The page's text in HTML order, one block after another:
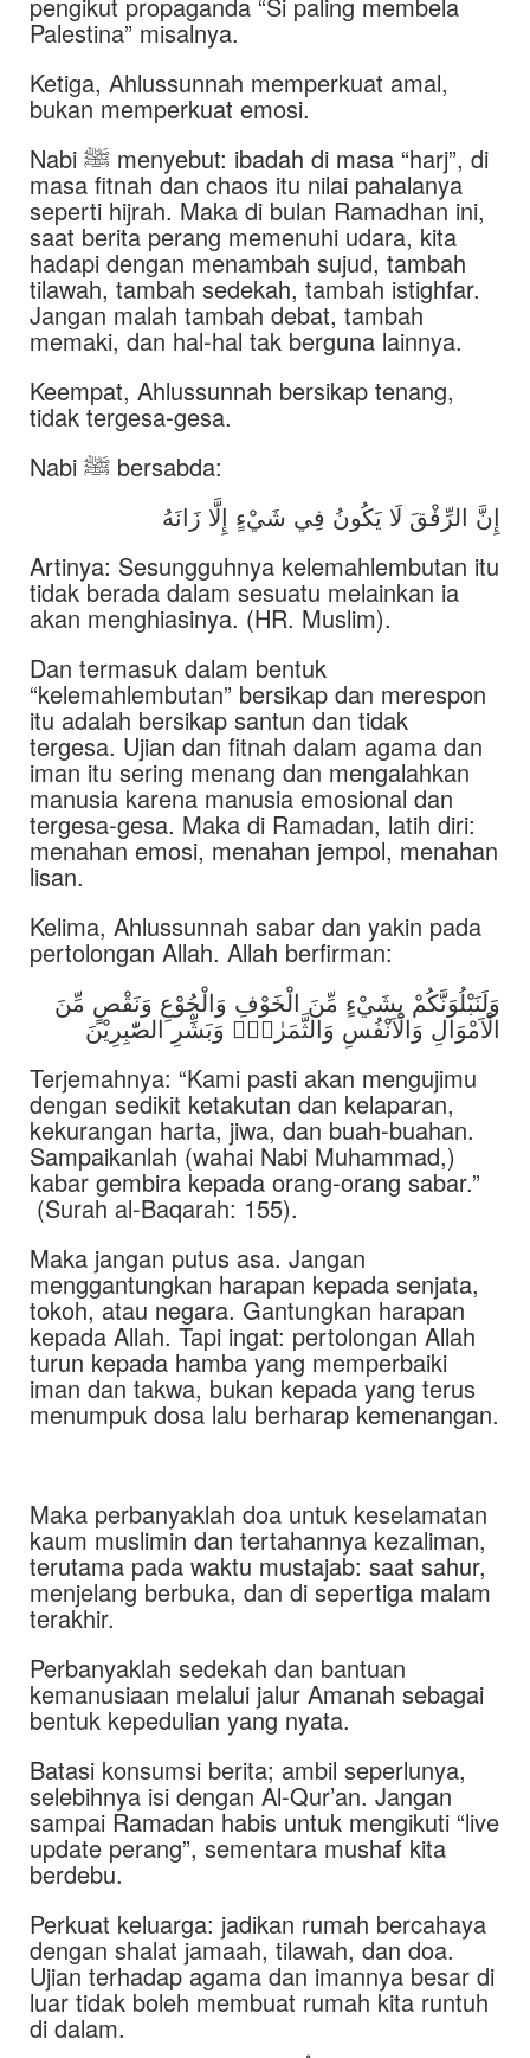
Palestina” misalnya.
Ketiga, Ahlussunnah memperkuat amal,
bukan memperkuat emosi.
Nabi ﷺ menyebut: ibadah di masa “harj”, di
masa fitnah dan chaos itu nilai pahalanya
seperti hijrah. Maka di bulan Ramadhan ini,
saat berita perang memenuhi udara, kita
hadapi dengan menambah sujud, tambah
tilawah, tambah sedekah, tambah istighfar.
Jangan malah tambah debat, tambah
memaki, dan hal-hal tak berguna lainnya.
Keempat, Ahlussunnah bersikap tenang,
tidak tergesa-gesa.
Nabi ﷺ bersabda:
إِنَّ الرِّفْقَ لَا يَكُونُ فِي شَيْءٍ إِلَّا زَانَهُ
Artinya: Sesungguhnya kelemahlembutan itu
tidak berada dalam sesuatu melainkan ia
akan menghiasinya. (HR. Muslim).
Dan termasuk dalam bentuk
“kelemahlembutan” bersikap dan merespon
itu adalah bersikap santun dan tidak
tergesa. Ujian dan fitnah dalam agama dan
iman itu sering menang dan mengalahkan
manusia karena manusia emosional dan
tergesa-gesa. Maka di Ramadan, latih diri:
menahan emosi, menahan jempol, menahan
lisan.
Kelima, Ahlussunnah sabar dan yakin pada
pertolongan Allah. Allah berfirman:
وَلَنَبْلُوَنَّكُمْ بِشَيْءٍ مِّنَ الْخَوْفِ وَالْجُوْعِ وَنَقْصٍ مِّنَ
الْاَمْوَالِ وَالْاَنْفُسِ وَالثَّمَرٰتِۗ وَبَشِّرِ الصّٰبِرِيْنَ
Terjemahnya: “Kami pasti akan mengujimu
dengan sedikit ketakutan dan kelaparan,
kekurangan harta, jiwa, dan buah-buahan.
Sampaikanlah (wahai Nabi Muhammad,)
kabar gembira kepada orang-orang sabar.”
(Surah al-Baqarah: 155).
Maka jangan putus asa. Jangan
menggantungkan harapan kepada senjata,
tokoh, atau negara. Gantungkan harapan
kepada Allah. Tapi ingat: pertolongan Allah
turun kepada hamba yang memperbaiki
iman dan takwa, bukan kepada yang terus
menumpuk dosa lalu berharap kemenangan.
Maka perbanyaklah doa untuk keselamatan
kaum muslimin dan tertahannya kezaliman,
terutama pada waktu mustajab: saat sahur,
menjelang berbuka, dan di sepertiga malam
terakhir.
Perbanyaklah sedekah dan bantuan
kemanusiaan melalui jalur Amanah sebagai
bentuk kepedulian yang nyata.
Batasi konsumsi berita; ambil seperlunya,
selebihnya isi dengan Al-Qur’an. Jangan
sampai Ramadan habis untuk mengikuti “live
update perang”, sementara mushaf kita
berdebu.
Perkuat keluarga: jadikan rumah bercahaya
dengan shalat jamaah, tilawah, dan doa.
Ujian terhadap agama dan imannya besar di
luar tidak boleh membuat rumah kita runtuh
di dalam.